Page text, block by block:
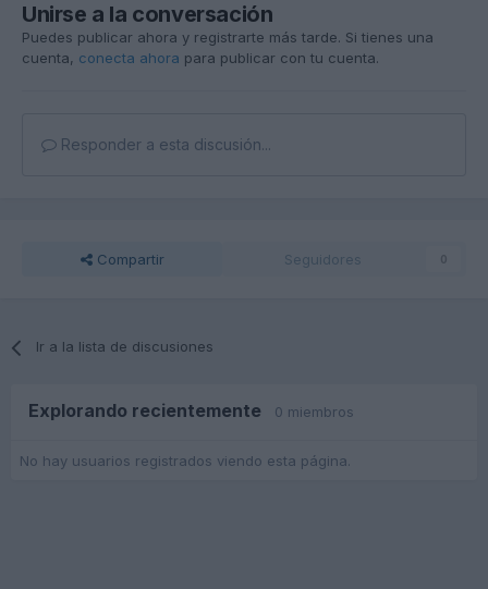
Unirse a la conversación
Puedes publicar ahora y registrarte más tarde. Si tienes una
cuenta, conecta ahora para publicar con tu cuenta.
Responder a esta discusión...
Compartir Seguidores 0
Ir a la lista de discusiones
Explorando recientemente 0 miembros
No hay usuarios registrados viendo esta página.